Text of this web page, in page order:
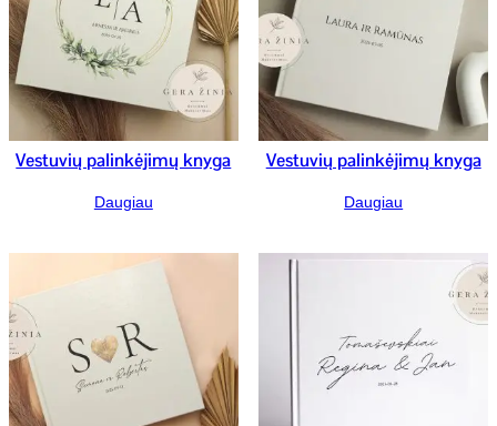
Vestuvių palinkėjimų knyga
Daugiau
Vestuvių palinkėjimų knyga
Daugiau